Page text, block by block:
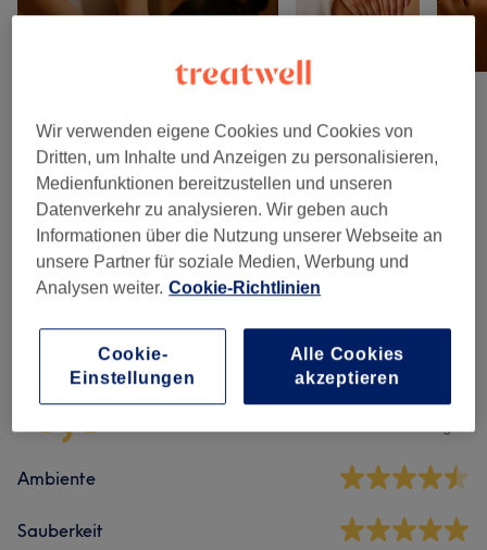
4,9
Ambiente
Sauberkeit
Wir verwenden eigene Cookies und Cookies von
Dritten, um Inhalte und Anzeigen zu personalisieren,
Medienfunktionen bereitzustellen und unseren
Datenverkehr zu analysieren. Wir geben auch
Informationen über die Nutzung unserer Webseite an
unsere Partner für soziale Medien, Werbung und
Analysen weiter. Cookie-Richtlinien
Cookie-
Einstellungen
Alle Cookies
akzeptieren